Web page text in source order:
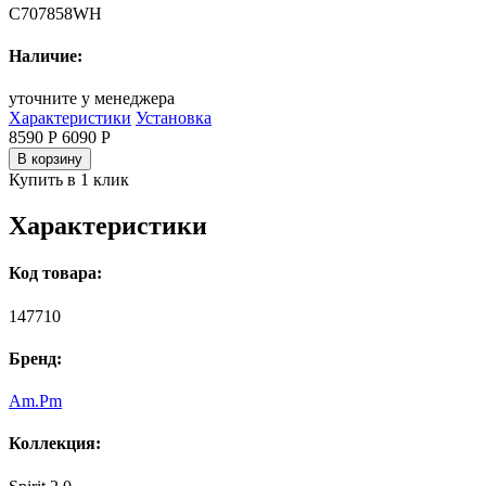
C707858WH
Наличие:
уточните у менеджера
Характеристики Установка
8590 Р 6090 Р
В корзину
Купить в 1 клик
Характеристики
Код товара:
147710
Бренд:
Am.Pm
Коллекция: